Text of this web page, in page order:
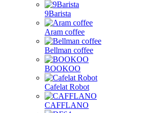
9Barista
Aram coffee
Bellman coffee
BOOKOO
Cafelat Robot
CAFFLANO